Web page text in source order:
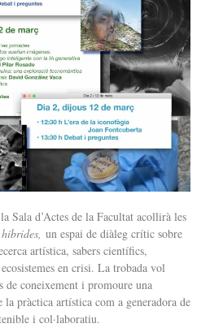
Sala d’Actes de la Facultat acollirà les
un espai de diàleg crític sobre
artística, sabers científics,
en crisi. La trobada vol
de coneixement i promoure una
la pràctica artística com a generadora de
i col·laboratiu.